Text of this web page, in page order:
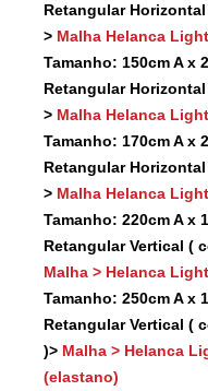
Retangular
> Malha Helanca
Tamanho: 150cm A x
Retangular
> Malha Helanca
Tamanho: 170cm A x
Retangular
> Malha Helanca
Tamanho: 220cm A x
Retangular Vertical (
Malha > Helanca
Tamanho: 250cm A x
Retangular Vertical (
)> Malha > Helanca
(elastano)